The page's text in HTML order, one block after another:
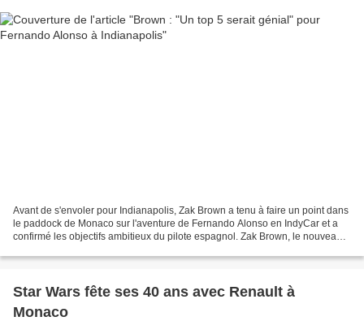
Avant de s'envoler pour Indianapolis, Zak Brown a tenu à faire un point dans
le paddock de Monaco sur l'aventure de Fernando Alonso en IndyCar et a
confirmé les objectifs ambitieux du pilote espagnol. Zak Brown, le nouveau
Star Wars fête ses 40 ans avec Renault à
Monaco